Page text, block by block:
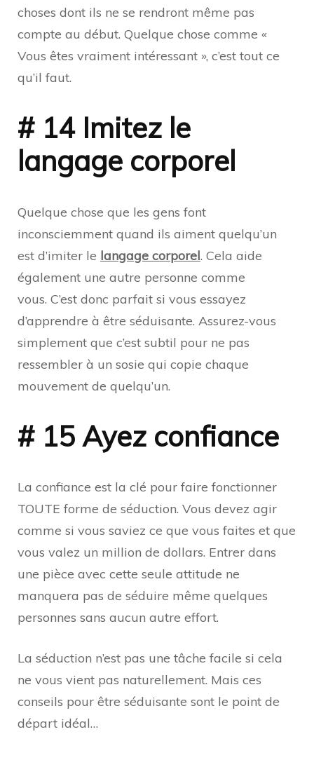
choses dont ils ne se rendront même pas
compte au début. Quelque chose comme «
Vous êtes vraiment intéressant », c’est tout ce
qu’il faut.
# 14 Imitez le
langage corporel
Quelque chose que les gens font
inconsciemment quand ils aiment quelqu’un
est d’imiter le langage corporel. Cela aide
également une autre personne comme
vous. C’est donc parfait si vous essayez
d’apprendre à être séduisante. Assurez-vous
simplement que c’est subtil pour ne pas
ressembler à un sosie qui copie chaque
mouvement de quelqu’un.
# 15 Ayez confiance
La confiance est la clé pour faire fonctionner
TOUTE forme de séduction. Vous devez agir
comme si vous saviez ce que vous faites et que
vous valez un million de dollars. Entrer dans
une pièce avec cette seule attitude ne
manquera pas de séduire même quelques
personnes sans aucun autre effort.
La séduction n’est pas une tâche facile si cela
ne vous vient pas naturellement. Mais ces
conseils pour être séduisante sont le point de
départ idéal…